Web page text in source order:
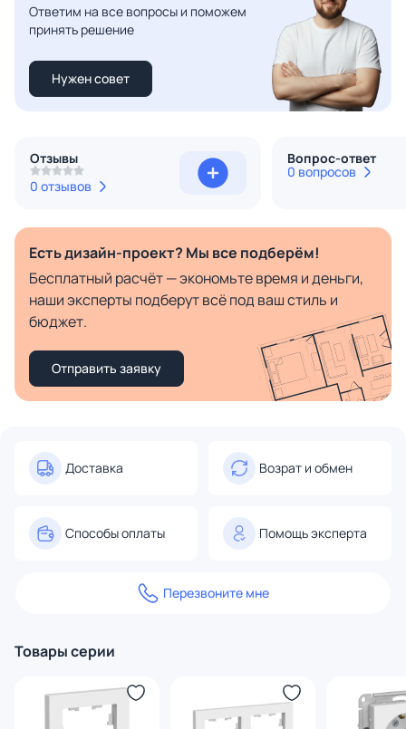
Ответим на все вопросы и поможем
принять решение
Нужен совет
Отзывы
0 отзывов
Вопрос-ответ
0 вопросов
Есть дизайн-проект? Мы все подберём!
Бесплатный расчёт — экономьте время и деньги,
наши эксперты подберут всё под ваш стиль и
бюджет.
Отправить заявку
Доставка Возрат и обмен
Способы оплаты Помощь эксперта
Перезвоните мне
Товары серии